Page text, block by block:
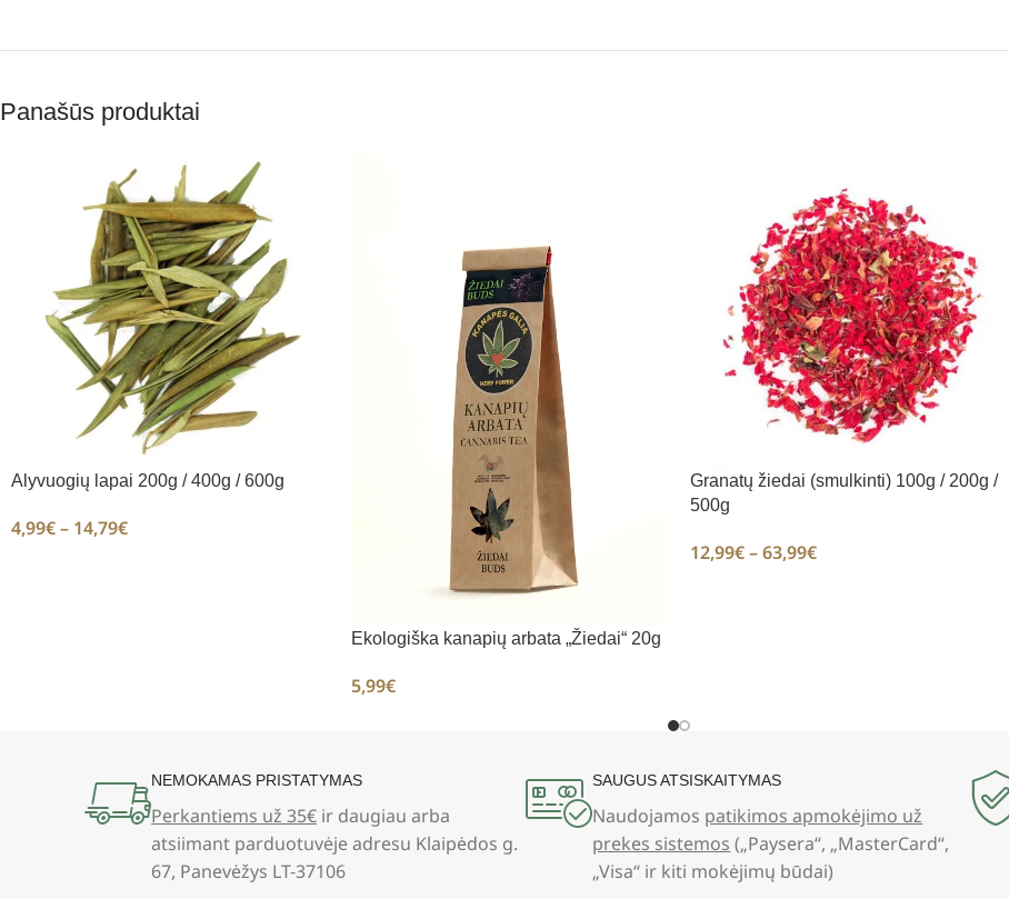
Panašūs produktai
Alyvuogių lapai 200g / 400g / 600g
4,99€– 14,79€
Ekologiška kanapių arbata „Žiedai“ 20g
5,99€
Granatų žiedai (smulkinti) 100g / 200g /
500g
12,99€–63,99€
NEMOKAMAS PRISTATYMAS
Perkantiems už 35€ir daugiau arba
atsiimant parduotuvėje adresu Klaipėdos g.
67, Panevėžys LT-37106
SAUGUS ATSISKAITYMAS
Naudojamos patikimos apmokėjimo už
prekes sistemos („Paysera“, „MasterCard“,
„Visa“ ir kiti mokėjimų būdai)